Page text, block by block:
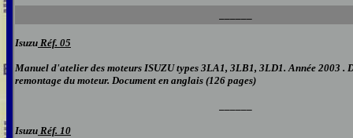
Isuzu Réf. 05
Manuel d'atelier des moteurs ISUZU types 3LA1, 3LB1, 3LD1. Année 2003 .
remontage du moteur. Document en anglais (126 pages)
Isuzu Réf. 10